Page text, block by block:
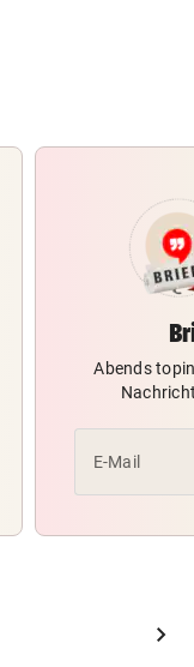
Abends
E-Mail
chevron_right